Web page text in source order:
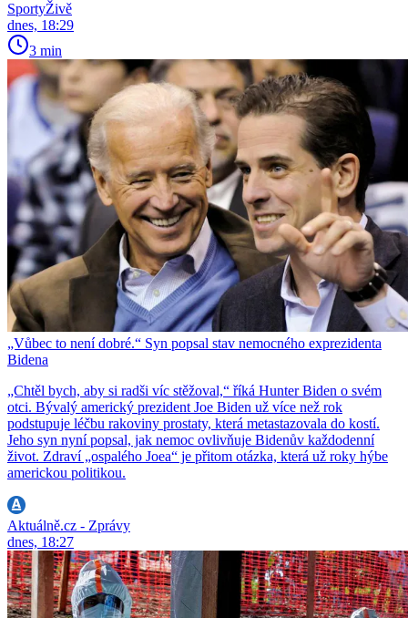
SportyŽivě
dnes, 18:29
3 min
„Vůbec to není dobré.“ Syn popsal stav nemocného exprezidenta
Bidena
„Chtěl bych, aby si radši víc stěžoval,“ říká Hunter Biden o svém
otci. Bývalý americký prezident Joe Biden už více než rok
podstupuje léčbu rakoviny prostaty, která metastazovala do kostí.
Jeho syn nyní popsal, jak nemoc ovlivňuje Bidenův každodenní
život. Zdraví „ospalého Joea“ je přitom otázka, která už roky hýbe
americkou politikou.
Aktuálně.cz - Zprávy
dnes, 18:27